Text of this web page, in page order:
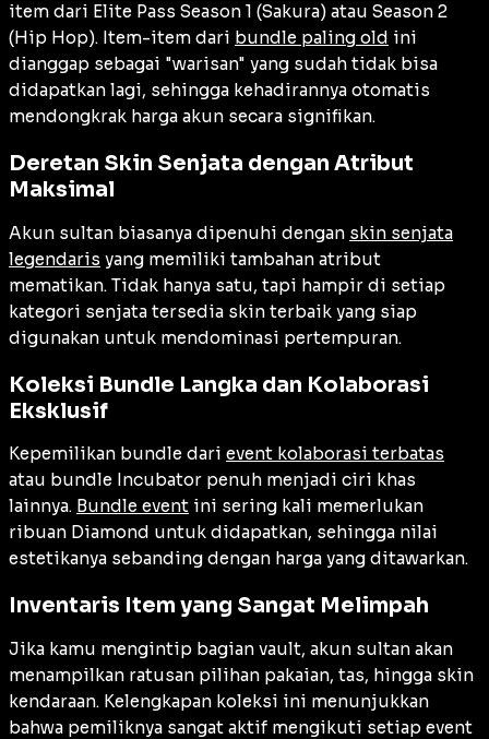
item dari Elite Pass Season 1 (Sakura) atau Season 2
(Hip Hop). Item-item dari bundle paling old ini
dianggap sebagai "warisan" yang sudah tidak bisa
didapatkan lagi, sehingga kehadirannya otomatis
mendongkrak harga akun secara signifikan.
Deretan Skin Senjata dengan Atribut
Maksimal
Akun sultan biasanya dipenuhi dengan skin senjata
legendaris yang memiliki tambahan atribut
mematikan. Tidak hanya satu, tapi hampir di setiap
kategori senjata tersedia skin terbaik yang siap
digunakan untuk mendominasi pertempuran.
Koleksi Bundle Langka dan Kolaborasi
Eksklusif
Kepemilikan bundle dari event kolaborasi terbatas
atau bundle Incubator penuh menjadi ciri khas
lainnya. Bundle event ini sering kali memerlukan
ribuan Diamond untuk didapatkan, sehingga nilai
estetikanya sebanding dengan harga yang ditawarkan.
Inventaris Item yang Sangat Melimpah
Jika kamu mengintip bagian vault, akun sultan akan
menampilkan ratusan pilihan pakaian, tas, hingga skin
kendaraan. Kelengkapan koleksi ini menunjukkan
bahwa pemiliknya sangat aktif mengikuti setiap event